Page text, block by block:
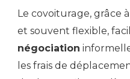
Le covoiturage, grâce
et souvent flexible,
négociation
les frais de